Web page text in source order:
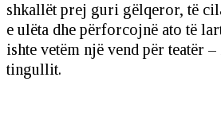
shkallët prej guri gëlqeror, të
e ulëta dhe përforcojnë ato të
ishte vetëm një vend për teatër
tingullit.